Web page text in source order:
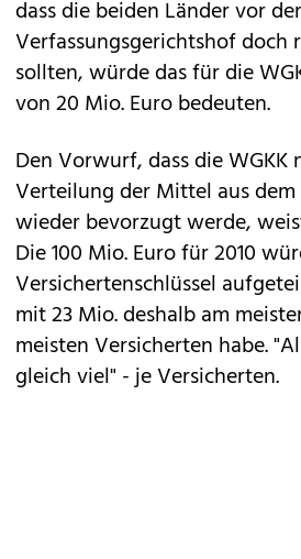
dass die beiden Länder vor
Verfassungsgerichtshof doch
sollten, würde das für die
von 20 Mio. Euro bedeuten.
Den Vorwurf, dass die WGKK
Verteilung der Mittel aus
wieder bevorzugt werde,
Die 100 Mio. Euro für 2010
Versichertenschlüssel
mit 23 Mio. deshalb am
meisten Versicherten habe.
gleich viel" - je Versicherten.